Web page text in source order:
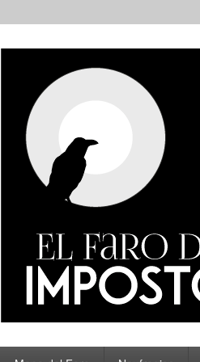
El Faro del